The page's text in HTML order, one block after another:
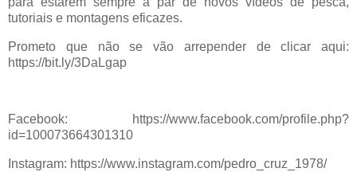
tutoriais e montagens eficazes.
Prometo que não se vão arrepender de clicar aqui:
https://bit.ly/3DaLgap
Facebook: https://www.facebook.com/profile.php?
id=100073664301310
Instagram: https://www.instagram.com/pedro_cruz_1978/